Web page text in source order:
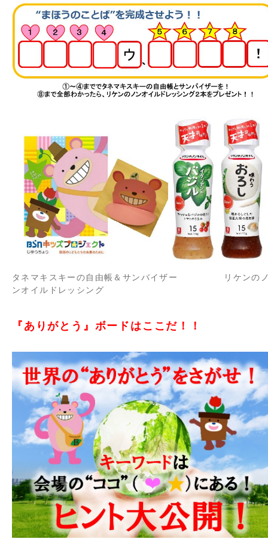
タネマキスキーの自由帳＆サンバイザー リケンの
ンオイルドレッシング
『ありがとう』ボードはここだ！！